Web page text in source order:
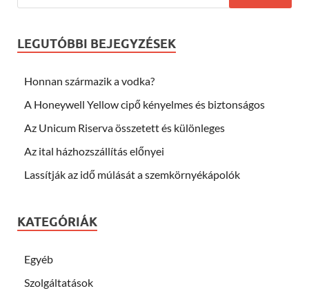
LEGUTÓBBI BEJEGYZÉSEK
Honnan származik a vodka?
A Honeywell Yellow cipő kényelmes és biztonságos
Az Unicum Riserva összetett és különleges
Az ital házhozszállítás előnyei
Lassítják az idő múlását a szemkörnyékápolók
KATEGÓRIÁK
Egyéb
Szolgáltatások